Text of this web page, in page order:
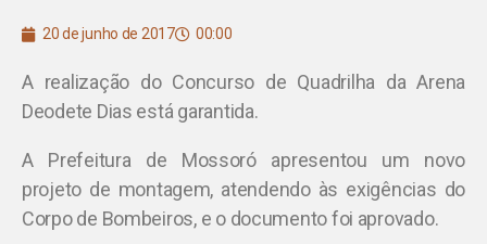
20 de junho de 2017 00:00
A realização do Concurso de Quadrilha da Arena
Deodete Dias está garantida.
A Prefeitura de Mossoró apresentou um novo
projeto de montagem, atendendo às exigências do
Corpo de Bombeiros, e o documento foi aprovado.